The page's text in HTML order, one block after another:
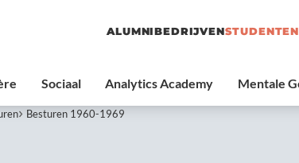
ALUMNIBEDRIJVENSTUDENTEN
Besturen 1960-1969